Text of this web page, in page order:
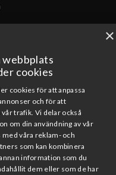
VERKSTAD
×
webbplats
cookies
cookies för att anpassa
och för att
trafik. Vi delar också
om din användning av vår
med våra reklam- och
som kan kombinera
information som du
dem eller som de har